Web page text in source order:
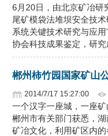
6月20日，由北京矿冶研
尾矿模袋法堆坝安全技
系统关键技术研究与应
协会科技成果鉴定，研
郴州柿竹园国家矿山
2014/7/17 15:27:00
一个汉字一座城，一座
郴州市有关部门获悉，
矿冶文化，利用矿区内